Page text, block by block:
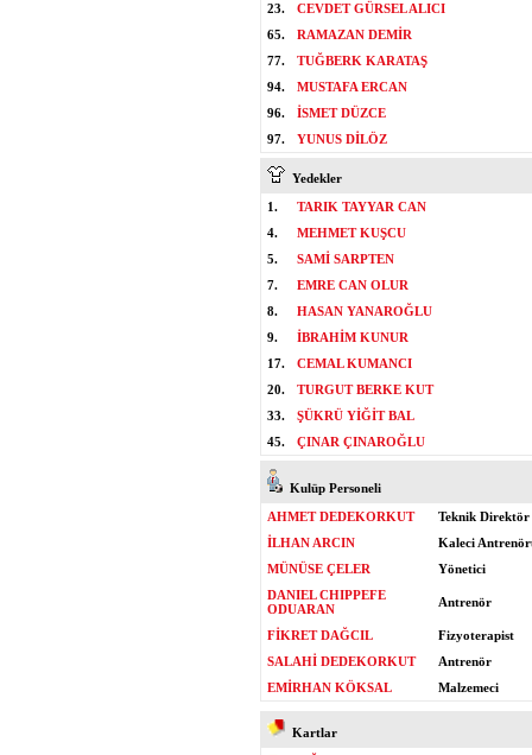
23.
CEVDET GÜRSEL ALICI
65.
RAMAZAN DEMİR
77.
TUĞBERK KARATAŞ
94.
MUSTAFA ERCAN
96.
İSMET DÜZCE
97.
YUNUS DİLÖZ
Yedekler
1.
TARIK TAYYAR CAN
4.
MEHMET KUŞCU
5.
SAMİ SARPTEN
7.
EMRE CAN OLUR
8.
HASAN YANAROĞLU
9.
İBRAHİM KUNUR
17.
CEMAL KUMANCI
20.
TURGUT BERKE KUT
33.
ŞÜKRÜ YİĞİT BAL
45.
ÇINAR ÇINAROĞLU
Kulüp Personeli
AHMET DEDEKORKUT
Teknik Direktör
İLHAN ARCIN
Kaleci
MÜNÜSE ÇELER
Yönetici
DANIEL CHIPPEFE
ODUARAN
Antrenör
FİKRET DAĞCIL
Fizyoterapist
SALAHİ DEDEKORKUT
Antrenör
EMİRHAN KÖKSAL
Malzemeci
Kartlar